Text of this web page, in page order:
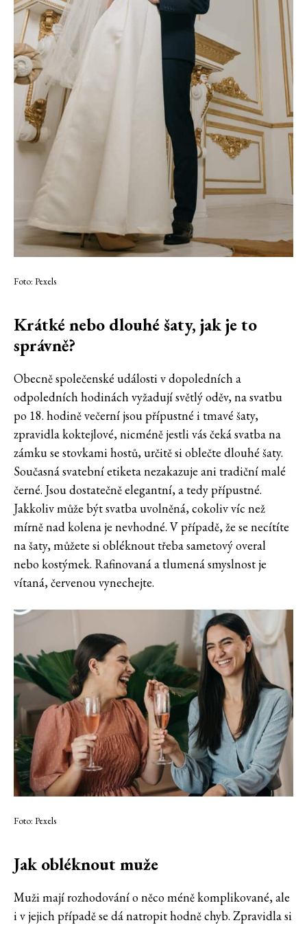
Foto: Pexels
Krátké nebo dlouhé šaty, jak je to
správně?
Obecně společenské události v dopoledních a
odpoledních hodinách vyžadují světlý oděv, na svatbu
po 18. hodině večerní jsou přípustné i tmavé šaty,
zpravidla koktejlové, nicméně jestli vás čeká svatba na
zámku se stovkami hostů, určitě si oblečte dlouhé šaty.
Současná svatební etiketa nezakazuje ani tradiční malé
černé. Jsou dostatečně elegantní, a tedy přípustné.
Jakkoliv může být svatba uvolněná, cokoliv víc než
mírně nad kolena je nevhodné. V případě, že se necítíte
na šaty, můžete si obléknout třeba sametový overal
nebo kostýmek. Rafinovaná a tlumená smyslnost je
vítaná, červenou vynechejte.
Foto: Pexels
Jak obléknout muže
Muži mají rozhodování o něco méně komplikované, ale
i v jejich případě se dá natropit hodně chyb. Zpravidla si